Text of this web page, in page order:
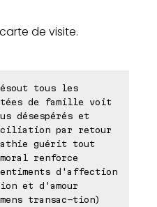
de visite.
Résout tous les
de famille voit
désespérés et
par retour
guérit tout
renforce
d'affection
et d'amour
transac-tion)